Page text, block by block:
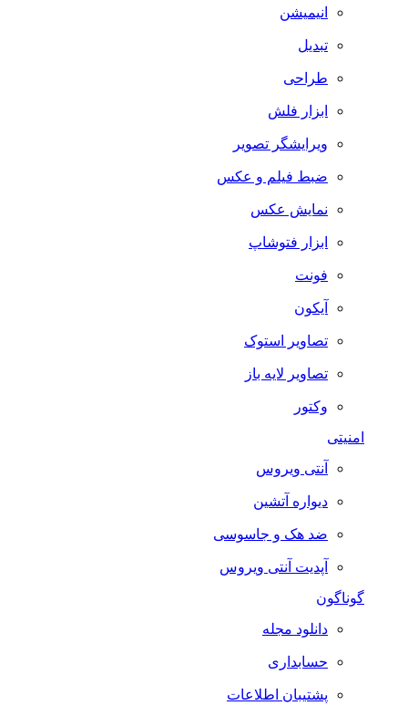
انیمیشن
تبدیل
طراحی
ابزار فلش
ویرایشگر تصویر
ضبط فيلم و عكس
نمایش عکس
ابزار فتوشاپ
فونت
آیکون
تصاویر استوک
تصاویر لایه باز
وکتور
امنیتی
آنتی ویروس
دیواره آتشین
ضد هک و جاسوسی
آپدیت آنتی ویروس
گوناگون
دانلود مجله
حسابداری
پشتیبان اطلاعات